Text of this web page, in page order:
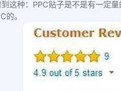
这种：PPC贴子是不是有一定
的。